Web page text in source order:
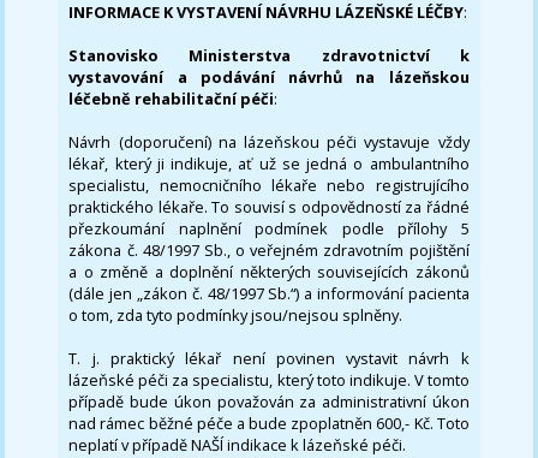
INFORMACE K VYSTAVENÍ NÁVRHU LÁZEŇSKÉ LÉČBY:
Stanovisko Ministerstva zdravotnictví k
vystavování a podávání návrhů na lázeňskou
léčebně rehabilitační péči:
Návrh (doporučení) na lázeňskou péči vystavuje vždy
lékař, který ji indikuje, ať už se jedná o ambulantního
specialistu, nemocničního lékaře nebo registrujícího
praktického lékaře. To souvisí s odpovědností za řádné
přezkoumání naplnění podmínek podle přílohy 5
zákona č. 48/1997 Sb., o veřejném zdravotním pojištění
a o změně a doplnění některých souvisejících zákonů
(dále jen „zákon č. 48/1997 Sb.“) a informování pacienta
o tom, zda tyto podmínky jsou/nejsou splněny.
T. j. praktický lékař není povinen vystavit návrh k
lázeňské péči za specialistu, který toto indikuje. V tomto
případě bude úkon považován za administrativní úkon
nad rámec běžné péče a bude zpoplatněn 600,- Kč. Toto
neplatí v případě NAŠÍ indikace k lázeňské péči.